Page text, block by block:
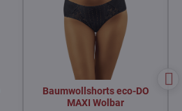
Baumwollshorts eco-DO
MAXI Wolbar